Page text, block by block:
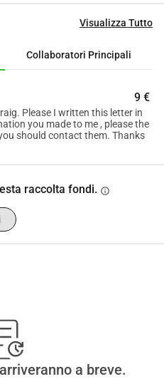
If you're able to
Visualizza Tutto
Collaboratori Principali
9 €
Please I written this letter in
you made to me , please the
should contact them. Thanks
raccolta fondi. info
a breve.